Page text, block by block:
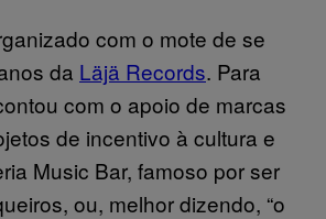
com o mote de se
da Läjä Records. Para
com o apoio de marcas
de incentivo à cultura e
Music Bar, famoso por ser
ou, melhor dizendo, “o